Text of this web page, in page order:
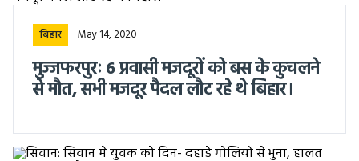
बिहार May 14, 2020
मुज्जफरपुरः 6 प्रवासी मजदूरों को बस के कुचलने
से मौत, सभी मजदूर पैदल लौट रहे थे बिहार।